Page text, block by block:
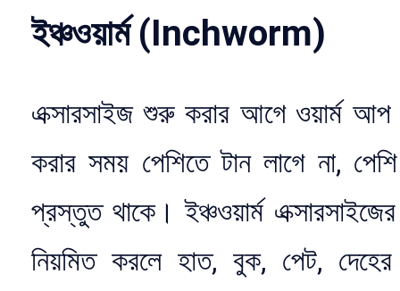
ইঞ্চওয়ার্ম (Inchworm)
এক্সারসাইজ শুরু করার আগে ওয়ার্ম আপ
করার সময় পেশিতে টান লাগে না,
প্রস্তুত থাকে। ইঞ্চওয়ার্ম
নিয়মিত করলে হাত, বুক, পেট,